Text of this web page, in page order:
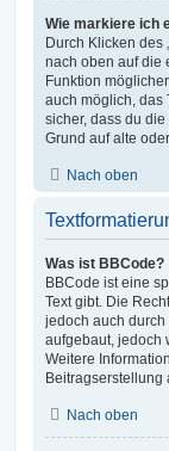
Wie markiere ich
Durch Klicken des
nach oben auf die
Funktion
auch möglich, das
sicher, dass du
Grund auf alte
Nach oben
Was ist BBCode?
BBCode ist eine
Text gibt. Die
jedoch auch
aufgebaut, jedoch
Weitere
Beitragserstellung
Nach oben